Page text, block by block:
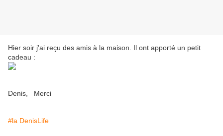
Hier soir j'ai reçu des amis à la maison. Il ont apporté un petit
cadeau :
Denis, Merci
#la DenisLife